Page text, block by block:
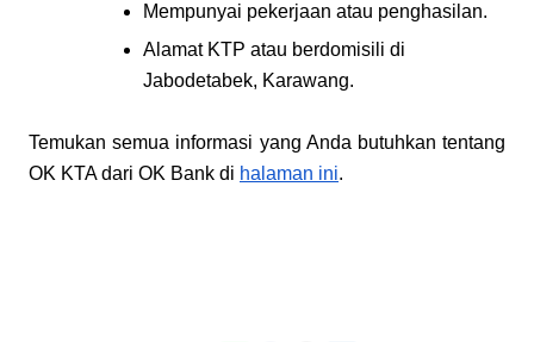
Mempunyai pekerjaan atau penghasilan.
Alamat KTP atau berdomisili di
Jabodetabek, Karawang.
Temukan semua informasi yang Anda butuhkan tentang
OK KTA dari OK Bank di halaman ini.